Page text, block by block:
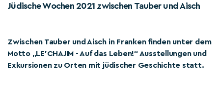
Jüdische Wochen 2021 zwischen Tauber und Aisch
Zwischen Tauber und Aisch in Franken finden unter dem
Motto „LE'CHAJIM - Auf das Leben!“ Ausstellungen und
Exkursionen zu Orten mit jüdischer Geschichte statt.